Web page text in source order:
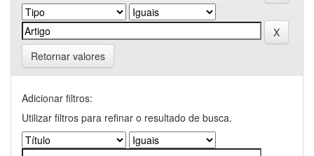
Retornar valores
Adicionar filtros:
Utilizar filtros para refinar o resultado de busca.